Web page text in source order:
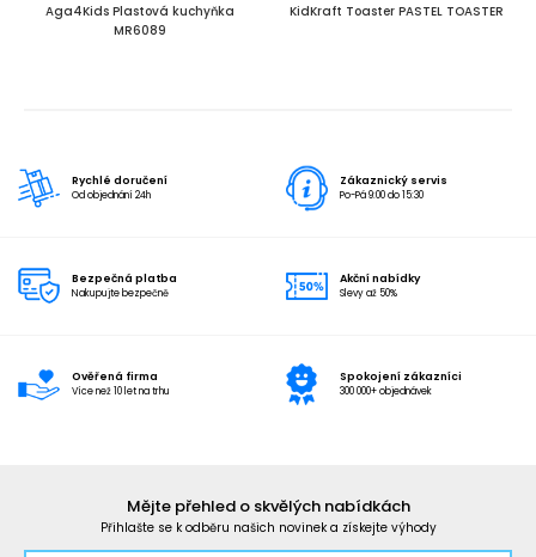
Aga4Kids Plastová kuchyňka
MR6089
KidKraft Toaster PASTEL TOASTER
Rychlé doručení
Od objednání 24h
Zákaznický servis
Po-Pá 9:00 do 15:30
Bezpečná platba
Nakupujte bezpečně
Akční nabídky
Slevy až 50%
Ověřená firma
Více než 10 let na trhu
Spokojení zákazníci
300 000+ objednávek
Mějte přehled o skvělých nabídkách
Přihlašte se k odběru našich novinek a získejte výhody